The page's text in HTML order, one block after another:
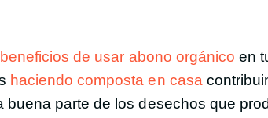
beneficios de usar abono orgánico en
haciendo composta en casa
buena parte de los desechos que